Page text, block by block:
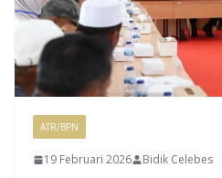
ATR/BPN
19 Februari 2026 Bidik Celebes